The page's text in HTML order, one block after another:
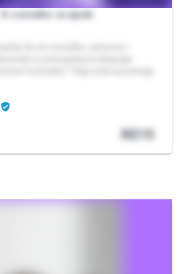
✯ conselho ou ajuda
R$15